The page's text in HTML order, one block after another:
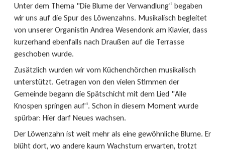
Unter dem Thema "Die Blume der Verwandlung“ begaben
wir uns auf die Spur des Löwenzahns. Musikalisch begleitet
von unserer Organistin Andrea Wesendonk am Klavier, dass
kurzerhand ebenfalls nach Draußen auf die Terrasse
geschoben wurde.
Zusätzlich wurden wir vom Küchenchörchen musikalisch
unterstützt. Getragen von den vielen Stimmen der
Gemeinde begann die Spätschicht mit dem Lied "Alle
Knospen springen auf“. Schon in diesem Moment wurde
spürbar: Hier darf Neues wachsen.
Der Löwenzahn ist weit mehr als eine gewöhnliche Blume. Er
blüht dort, wo andere kaum Wachstum erwarten, trotzt